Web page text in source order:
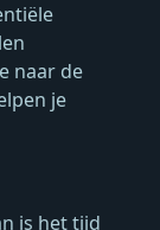
naar de
je
is het tijd